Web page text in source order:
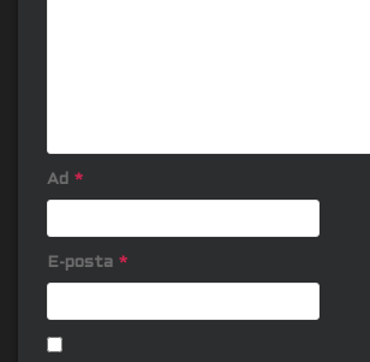
Ad *
E-posta *